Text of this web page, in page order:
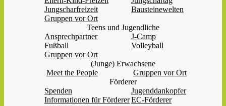
Jungscharfreizeit
Bausteinewelten
Gruppen vor Ort
Teens und Jugendliche
Ansprechpartner
J-Camp
Fußball
Volleyball
Gruppen vor Ort
(Junge) Erwachsene
Meet the People
Gruppen vor Ort
Förderer
Spenden
Jugenddankopfer
Informationen für FördererEC-Förderer